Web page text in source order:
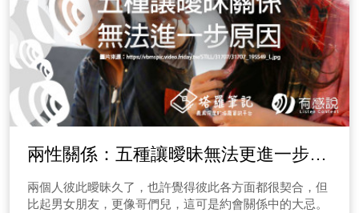
兩性關係：五種讓曖昧無法更進一步原
因
兩個人彼此曖昧久了，也許覺得彼此各方面都很契合，但
比起男女朋友，更像哥們兒，這可是約會關係中的大忌。